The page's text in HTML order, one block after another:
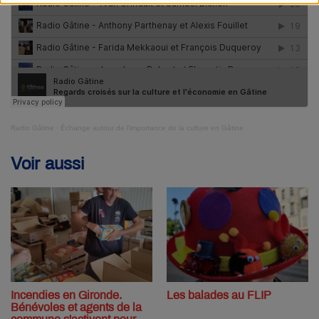
Radio Gâtine Échange autour de l’importance de la culture en Gâtine
Voir aussi
Incendies en Gironde.
Bénévoles et agents de la
Les balades au FLIP